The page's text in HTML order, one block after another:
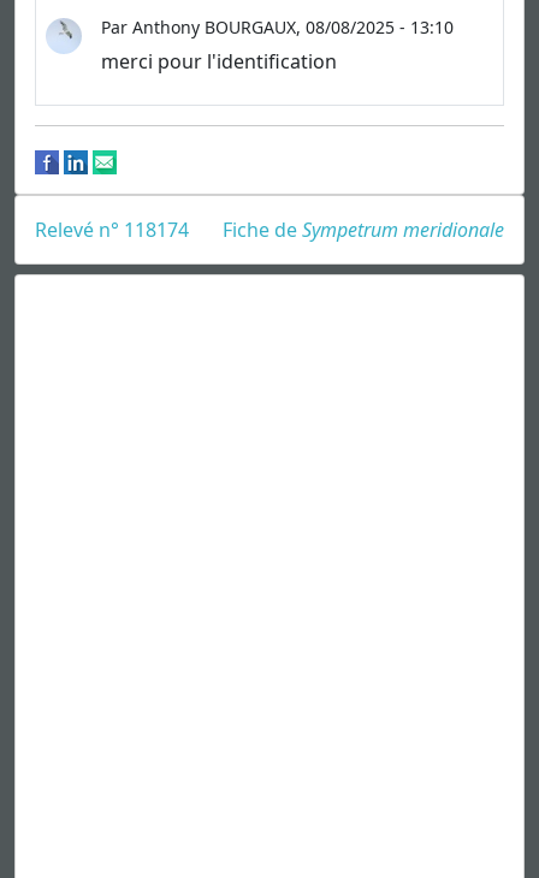
Par Anthony BOURGAUX, 08/08/2025 - 13:10
merci pour l'identification
Fiche deSympetrum meridionale
Relevé n° 118174